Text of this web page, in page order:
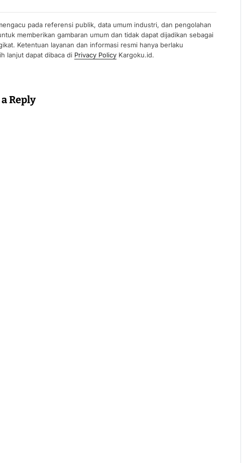
pada referensi publik, data umum industri, dan pengolahan
memberikan gambaran umum dan tidak dapat dijadikan sebagai
Ketentuan layanan dan informasi resmi hanya berlaku
lanjut dapat dibaca di Privacy Policy Kargoku.id.
Reply